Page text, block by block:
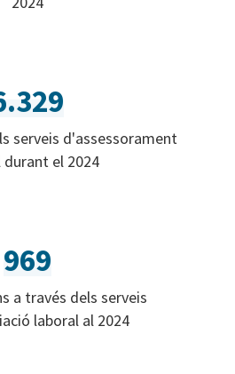
serveis d'assessorament
durant el 2024
969
a través dels serveis
laboral al 2024